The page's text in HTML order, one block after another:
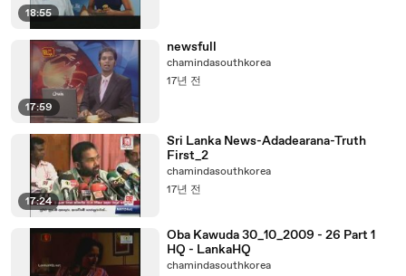
18:55
17:59
newsfull
chamindasouthkorea
17년 전
17:24
Sri Lanka News-Adadearana-Truth
First_2
chamindasouthkorea
17년 전
Oba Kawuda 30_10_2009 - 26 Part 1
HQ - LankaHQ
chamindasouthkorea